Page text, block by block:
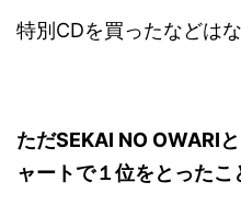
特別CDを買ったなどはな
ただSEKAI NO OWARI
ャートで１位をとったこ